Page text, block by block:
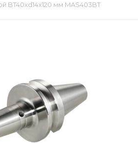
BT40xd14x120 мм MAS403BT